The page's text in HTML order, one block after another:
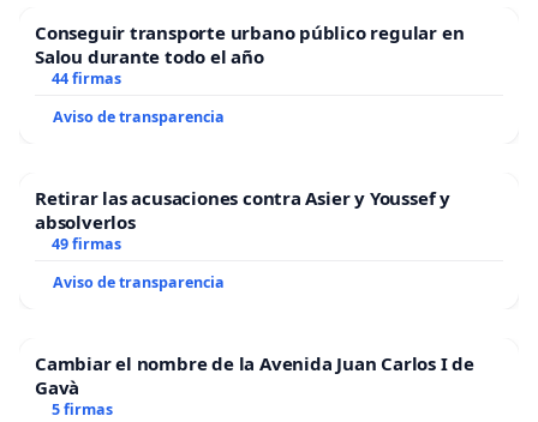
Conseguir transporte urbano público regular en
Salou durante todo el año
44 firmas
Aviso de transparencia
Retirar las acusaciones contra Asier y Youssef y
absolverlos
49 firmas
Aviso de transparencia
Cambiar el nombre de la Avenida Juan Carlos I de
Gavà
5 firmas